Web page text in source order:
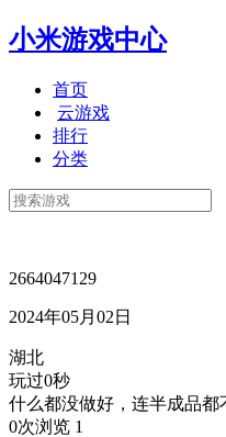
小米游戏中心
首页
云游戏
排行
分类
2664047129
2024年05月02日
湖北
玩过0秒
什么都没做好，连半成品
0次浏览 1